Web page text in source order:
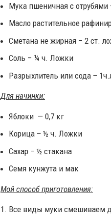
Мука пшеничная с отрубями
Масло растительное
Сметана не жирная – 2 ст.
Соль – ¼ ч. Ложки
Разрыхлитель или сода –
Для начинки:
Яблоки — 0,7 кг
Корица – ½ ч. Ложки
Сахар – ½ стакана
Семя кунжута и мак
Мой способ приготовления:
Все виды муки смешиваем